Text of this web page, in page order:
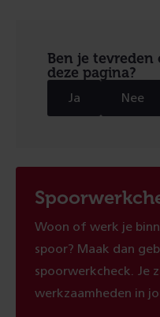
Ben je
deze pagina?
Ja Nee
Woon of werk je
spoor? Maak dan
spoorwerkcheck. Je
werkzaamheden in